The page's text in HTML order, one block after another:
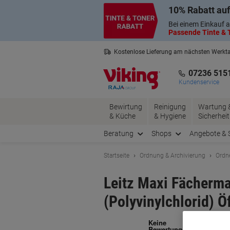
10% Rabatt
Bei einem Einkauf
Passende Tinte &
Kostenlose Lieferung am nächsten
07236
Kundenservice
Bewirtung
& Küche
Reinigung
& Hygiene
Wartung
Sicherheit
Beratung Shops Angebote &
Startseite Ordnung & Archivierung
Leitz Maxi
(Polyvinylchlorid)